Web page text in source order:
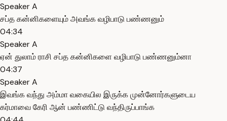
Speaker A
சப்த கன்னிகளையும் அவங்க வழிபாடு பண்ணனும்
04:34
Speaker A
ஏன் துலாம் ராசி சப்த கன்னிகளை வழிபாடு பண்ணனும்னா
04:37
Speaker A
இவங்க வந்து அம்மா வகையில இருக்க முன்னோர்களுடைய
கர்மாவை கேரி ஆன் பண்ணிட்டு வந்திருப்பாங்க